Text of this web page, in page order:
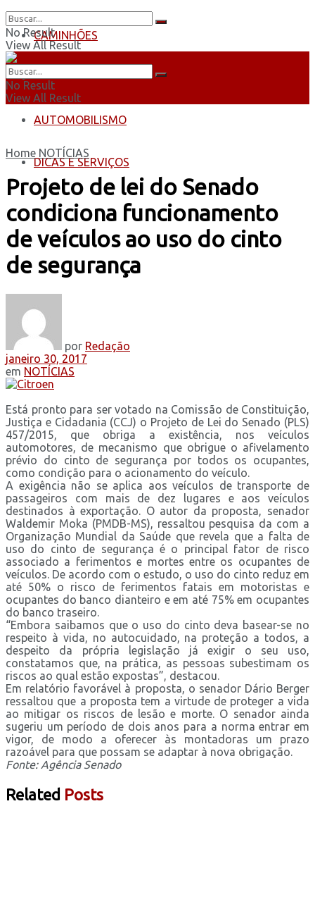
CAMINHÕES
ÔNIBUS
AUTOMOBILISMO
DICAS E SERVIÇOS
No Result
View All Result
No Result
View All Result
Home NOTÍCIAS
Projeto de lei do Senado
condiciona funcionamento
de veículos ao uso do cinto
de segurança
por Redação
janeiro 30, 2017
em NOTÍCIAS
Está pronto para ser votado na Comissão de Constituição,
Justiça e Cidadania (CCJ) o Projeto de Lei do Senado (PLS)
457/2015, que obriga a existência, nos veículos
automotores, de mecanismo que obrigue o afivelamento
prévio do cinto de segurança por todos os ocupantes,
como condição para o acionamento do veículo.
A exigência não se aplica aos veículos de transporte de
passageiros com mais de dez lugares e aos veículos
destinados à exportação. O autor da proposta, senador
Waldemir Moka (PMDB-MS), ressaltou pesquisa da com a
Organização Mundial da Saúde que revela que a falta de
uso do cinto de segurança é o principal fator de risco
associado a ferimentos e mortes entre os ocupantes de
veículos. De acordo com o estudo, o uso do cinto reduz em
até 50% o risco de ferimentos fatais em motoristas e
ocupantes do banco dianteiro e em até 75% em ocupantes
do banco traseiro.
“Embora saibamos que o uso do cinto deva basear-se no
respeito à vida, no autocuidado, na proteção a todos, a
despeito da própria legislação já exigir o seu uso,
constatamos que, na prática, as pessoas subestimam os
riscos ao qual estão expostas”, destacou.
Em relatório favorável à proposta, o senador Dário Berger
ressaltou que a proposta tem a virtude de proteger a vida
ao mitigar os riscos de lesão e morte. O senador ainda
sugeriu um período de dois anos para a norma entrar em
vigor, de modo a oferecer às montadoras um prazo
razoável para que possam se adaptar à nova obrigação.
Fonte: Agência Senado
Related Posts